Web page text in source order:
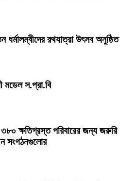
ধর্মালম্বীদের রথযাত্রা উৎসব অনুষ্ঠিত
মডেল স.প্রা.বি
ক্ষতিগ্রস্ত পরিবারের জন্য জরুরি
সংগঠনগুলোর